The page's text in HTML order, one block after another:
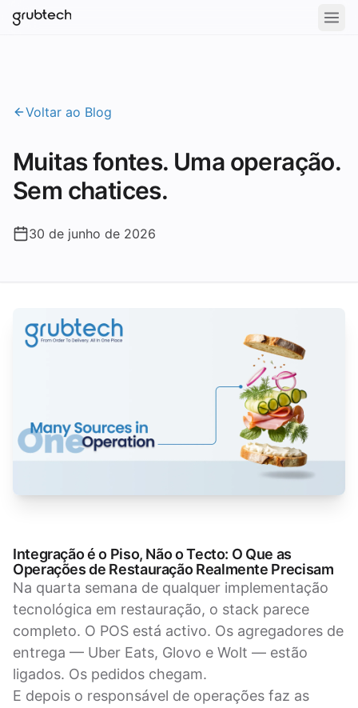
Voltar ao Blog
Muitas fontes. Uma operação.
Sem chatices.
30 de junho de 2026
Integração é o Piso, Não o Tecto: O Que as
Operações de Restauração Realmente Precisam
Na quarta semana de qualquer implementação
tecnológica em restauração, o stack parece
completo. O POS está activo. Os agregadores de
entrega — Uber Eats, Glovo e Wolt — estão
ligados. Os pedidos chegam.
E depois o responsável de operações faz as